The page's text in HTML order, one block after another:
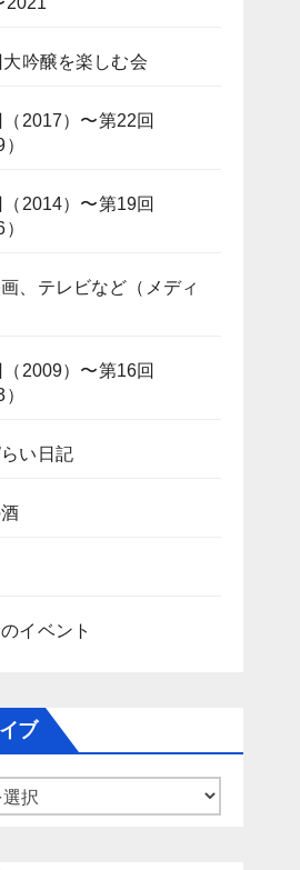
吟醸を楽しむ会
2017）〜第22回
2014）〜第19回
、テレビなど（メディ
2009）〜第16回
い日記
イベント
ブ